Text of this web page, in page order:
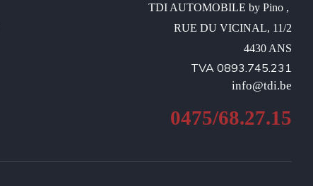
TDI AUTOMOBILE by Pino ,
RUE DU VICINAL, 11/2
4430 ANS
TVA 0893.745.231
info@tdi.be
0475/68.27.15